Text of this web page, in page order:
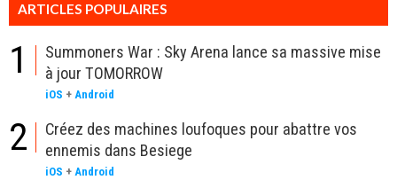
ARTICLES POPULAIRES
1
Summoners War : Sky Arena lance sa massive mise
à jour TOMORROW
iOS + Android
2
Créez des machines loufoques pour abattre vos
ennemis dans Besiege
iOS + Android